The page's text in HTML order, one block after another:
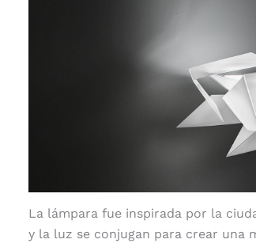
La lámpara fue inspirada por la
y la luz se conjugan para crear una